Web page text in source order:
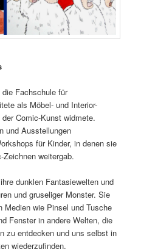
Fachschule für
als Möbel- und Interior-
Comic-Kunst widmete.
und Ausstellungen
für Kinder, in denen sie
weitergab.
dunklen Fantasiewelten und
und gruseliger Monster. Sie
Medien wie Pinsel und Tusche
Fenster in andere Welten, die
zu entdecken und uns selbst in
wiederzufinden.